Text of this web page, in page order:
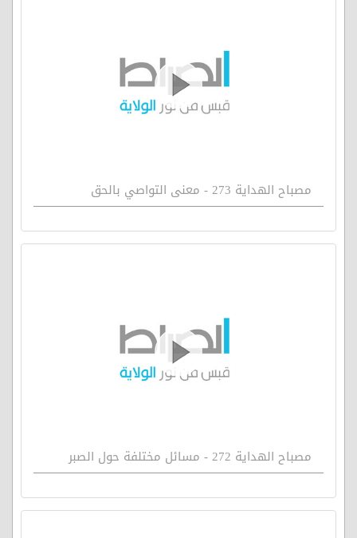
مصباح الهداية 273 - معنى التواصي بالحق
مصباح الهداية 272 - مسائل مختلفة حول الصبر